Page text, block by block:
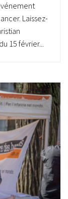
Laissez-
15 février...